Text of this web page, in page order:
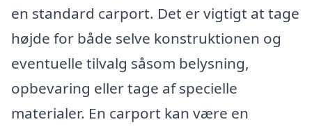
en standard carport. Det er vigtigt at tage
højde for både selve konstruktionen og
eventuelle tilvalg såsom belysning,
opbevaring eller tage af specielle
materialer. En carport kan være en